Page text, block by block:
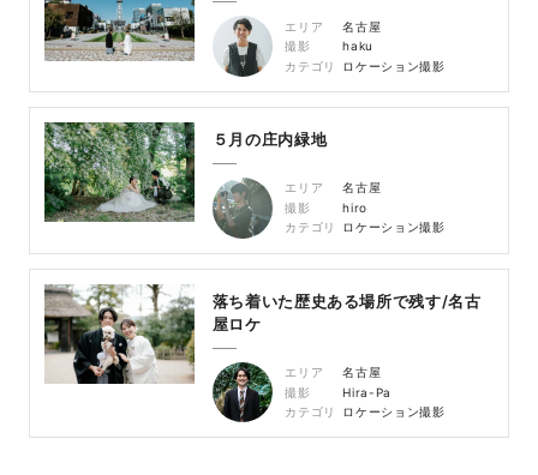
エリア
名古屋
撮影
haku
カテゴリ
ロケーション撮影
５月の庄内緑地
エリア
名古屋
撮影
hiro
カテゴリ
ロケーション撮影
落ち着いた歴史ある場所で残す/名古
屋ロケ
エリア
名古屋
撮影
Hira-Pa
カテゴリ
ロケーション撮影